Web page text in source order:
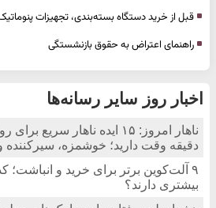
قبل از خرید دستگاه بسته‌بندی، تجهیزات
راهنمای اعتراض به حقوق بازنشستگی